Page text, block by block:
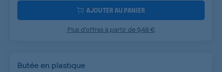
AJOUTER AU PANIER
Plus d’offres à partir de 9,48 €
Butée en plastique